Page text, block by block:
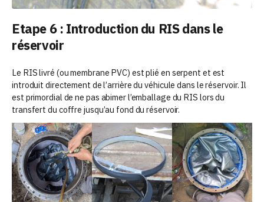
Etape 6 : Introduction du RIS dans le
réservoir
Le RIS livré (ou membrane PVC) est plié en serpent et est
introduit directement de l’arrière du véhicule dans le réservoir. Il
est primordial de ne pas abimer l’emballage du RIS lors du
transfert du coffre jusqu’au fond du réservoir.